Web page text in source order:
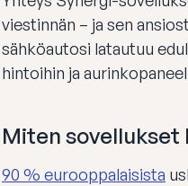
viestinnän – ja sen
sähköautosi latautuu
hintoihin ja
Miten sovellukset
90 % eurooppalaisista